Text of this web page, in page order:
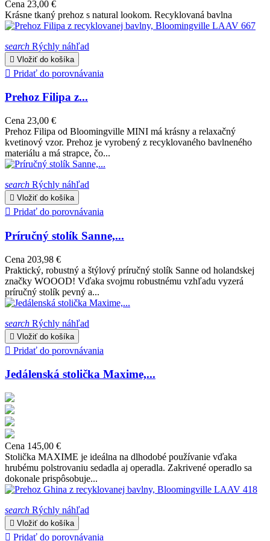
Cena 23,00 €
Krásne tkaný prehoz s natural lookom. Recyklovaná bavlna
search Rýchly náhľad
 Vložiť do košíka
 Pridať do porovnávania
Prehoz Filipa z...
Cena 23,00 €
Prehoz Filipa od Bloomingville MINI má krásny a relaxačný
kvetinový vzor. Prehoz je vyrobený z recyklovaného bavlneného
materiálu a má strapce, čo...
search Rýchly náhľad
 Vložiť do košíka
 Pridať do porovnávania
Príručný stolík Sanne,...
Cena 203,98 €
Praktický, robustný a štýlový príručný stolík Sanne od holandskej
značky WOOOD! Vďaka svojmu robustnému vzhľadu vyzerá
príručný stolík pevný a...
search Rýchly náhľad
 Vložiť do košíka
 Pridať do porovnávania
Jedálenská stolička Maxime,...
Cena 145,00 €
Stolička MAXIME je ideálna na dlhodobé používanie vďaka
hrubému polstrovaniu sedadla aj operadla. Zakrivené operadlo sa
dokonale prispôsobuje...
search Rýchly náhľad
 Vložiť do košíka
 Pridať do porovnávania